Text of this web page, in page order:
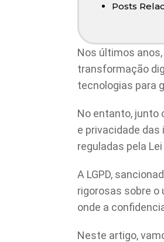
Posts
Nos últimos
transformação
tecnologias para
No entanto, junto
e privacidade
reguladas pela
A LGPD,
rigorosas sobre o
onde a
Neste artigo,